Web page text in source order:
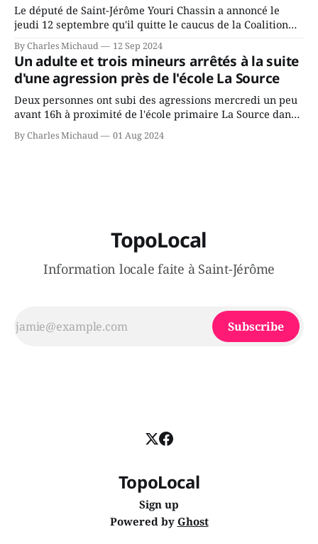
Le député de Saint-Jérôme Youri Chassin a annoncé le
jeudi 12 septembre qu'il quitte le caucus de la Coalition
Avenir Québec de François Legault parce qu'il est déçu du
gouvernement de la CAQ, surtout de son incapacité, qu'il
juge chronique, à offrir des
By Charles Michaud 12 Sep 2024
Un adulte et trois mineurs arrêtés à la suite
d'une agression près de l'école La Source
Deux personnes ont subi des agressions mercredi un peu
avant 16h à proximité de l'école primaire La Source dans
le secteur Bellefeuille de Saint-Jérôme. L'une de deux
victimes aurait été écrasée sous un véhicule et aspergée
By Charles Michaud 01 Aug 2024
TopoLocal
Information locale faite à Saint-Jérôme
Subscribe
TopoLocal
Sign up
Powered by Ghost